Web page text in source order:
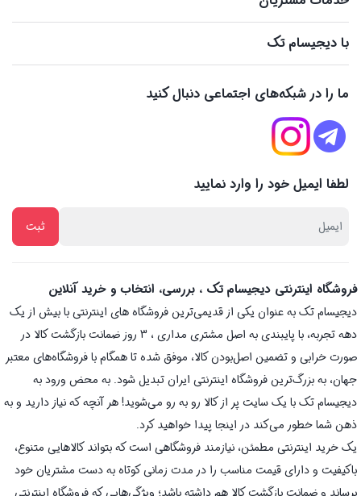
با دیجیسام تک
ما را در شبکه‌های اجتماعی دنبال کنید
لطفا ایمیل خود را وارد نمایید
فروشگاه اینترنتی دیجیسام تک ، بررسی، انتخاب و خرید آنلاین
دیجیسام تک به عنوان یکی از قدیمی‌ترین فروشگاه های اینترنتی با بیش از یک
دهه تجربه، با پایبندی به اصل مشتری مداری ، 3 روز ضمانت بازگشت کالا در
صورت خرابی و تضمین اصل‌بودن کالا، موفق شده تا همگام با فروشگاه‌های معتبر
جهان، به بزرگ‌ترین فروشگاه اینترنتی ایران تبدیل شود. به محض ورود به
دیجیسام تک با یک سایت پر از کالا رو به رو می‌شوید! هر آنچه که نیاز دارید و به
ذهن شما خطور می‌کند در اینجا پیدا خواهید کرد.
یک خرید اینترنتی مطمئن، نیازمند فروشگاهی است که بتواند کالاهایی متنوع،
باکیفیت و دارای قیمت مناسب را در مدت زمانی کوتاه به دست مشتریان خود